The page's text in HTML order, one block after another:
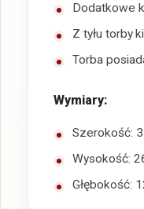
Dodatkowe
Z tyłu torby
Torba
Wymiary:
Szerokość:
Wysokość:
Głębokość: